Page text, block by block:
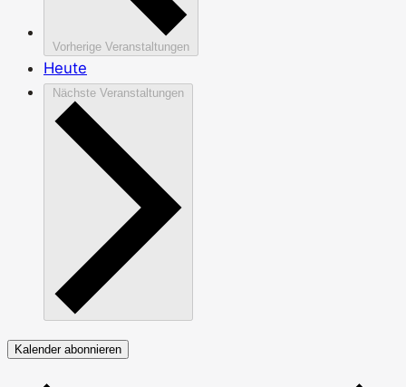
Vorherige Veranstaltungen
Heute
Nächste Veranstaltungen
Kalender abonnieren